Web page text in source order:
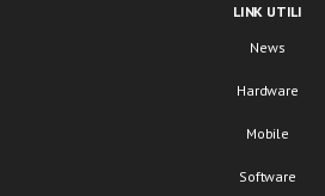
LINK UTILI
News
Hardware
Mobile
Software